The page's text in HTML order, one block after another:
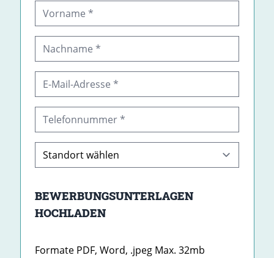
BEWERBUNGSUNTERLAGEN
HOCHLADEN
Formate PDF, Word, .jpeg Max. 32mb